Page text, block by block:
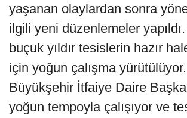
yaşanan olaylardan sonra
ilgili yeni düzenlemeler
buçuk yıldır tesislerin hazır
için yoğun çalışma
Büyükşehir İtfaiye Daire
yoğun tempoyla çalışıyor ve